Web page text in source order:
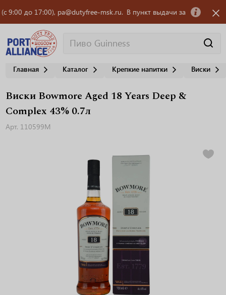
до 17:00), pa@dutyfree-msk.ru. В пункт выдачи заказов OZON
Главная Каталог Крепкие напитки Виски
Виски Bowmore Aged 18 Years Deep &
Complex 43% 0.7л
Арт. 110599M